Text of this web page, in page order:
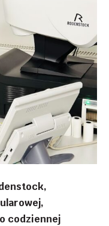
codziennej